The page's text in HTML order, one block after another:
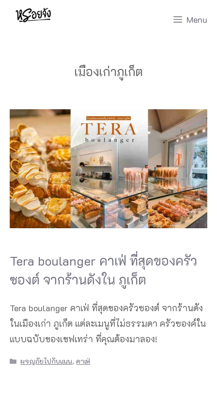
Skip
Menu
เมืองเก่าภูเก็ต
Tera boulanger คาเฟ่ ที่สุดของครัว
ซองต์ จากร้านดังใน ภูเก็ต
Tera boulanger คาเฟ่ ที่สุดของครัวซองต์ จากร้านดัง
ในเมืองเก่า ภูเก็ต แต่ละเมนูที่ไม่ธรรมดา ครัวซองค์ใน
แบบฉบับของเชฟเทร่า ที่คุณต้องมาลอง!
Categories
ผจญภัยไปกับแนน,คาเฟ่